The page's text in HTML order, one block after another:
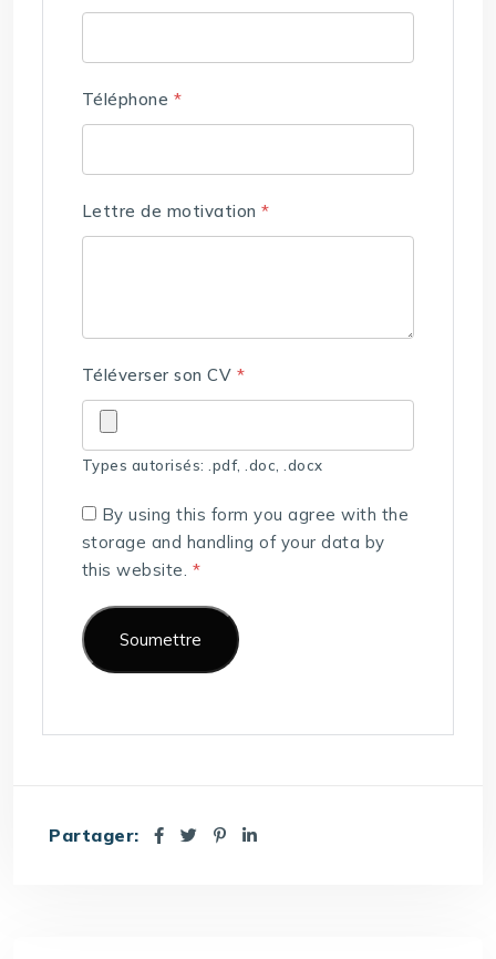
Téléphone *
Lettre de motivation*
Téléverser son CV *
Types autorisés: .pdf, .doc, .docx
By using this form you agree with the
storage and handling of your data by
this website. *
Partager: